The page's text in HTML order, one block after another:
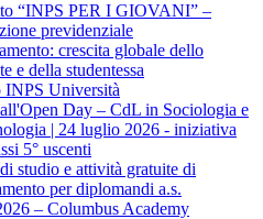
“INPS PER I GIOVANI” –
previdenziale
crescita globale dello
e della studentessa
INPS Università
Day – CdL in Sociologia e
| 24 luglio 2026 - iniziativa
5° uscenti
studio e attività gratuite di
per diplomandi a.s.
– Columbus Academy